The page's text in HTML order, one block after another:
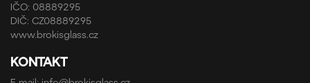
IČO: 08889295
DIČ: CZ08889295
www.brokisglass.cz
KONTAKT